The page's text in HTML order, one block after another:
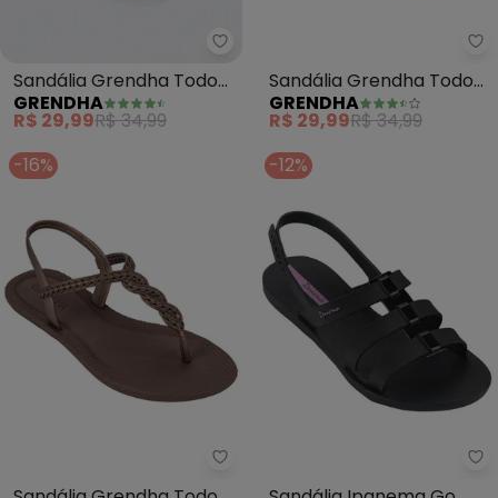
Grendha - Sandália Grendha
Sandália Grendha Todo
Dia Celebra (Rosa)
GRENDHA
R$ 29,99R$ 34,99
Sandália Grendha Todo
Dia Emociona (Bege)
GRENDHA
R$ 29,99R$ 34,99
-16%
Ipanema - Sandália Grendha
-12%